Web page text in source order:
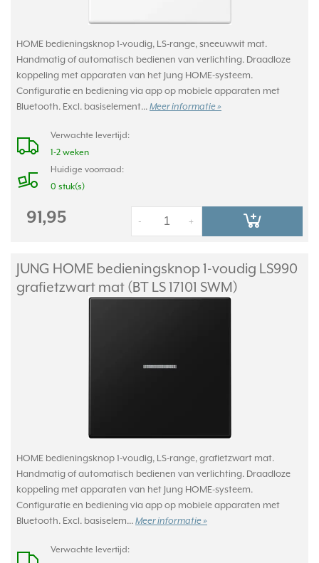
HOME bedieningsknop 1-voudig, LS-range, sneeuwwit mat.
Handmatig of automatisch bedienen van verlichting. Draadloze
koppeling met apparaten van het Jung HOME-systeem.
Configuratie en bediening via app op mobiele apparaten met
Bluetooth. Excl. basiselement... Meer informatie »
Verwachte levertijd:
1-2 weken
Huidige voorraad:
0 stuk(s)
91,95 +
-
JUNG HOME bedieningsknop 1-voudig LS990
grafietzwart mat (BT LS 17101 SWM)
HOME bedieningsknop 1-voudig, LS-range, grafietzwart mat.
Handmatig of automatisch bedienen van verlichting. Draadloze
koppeling met apparaten van het Jung HOME-systeem.
Configuratie en bediening via app op mobiele apparaten met
Bluetooth. Excl. basiselem... Meer informatie »
Verwachte levertijd: